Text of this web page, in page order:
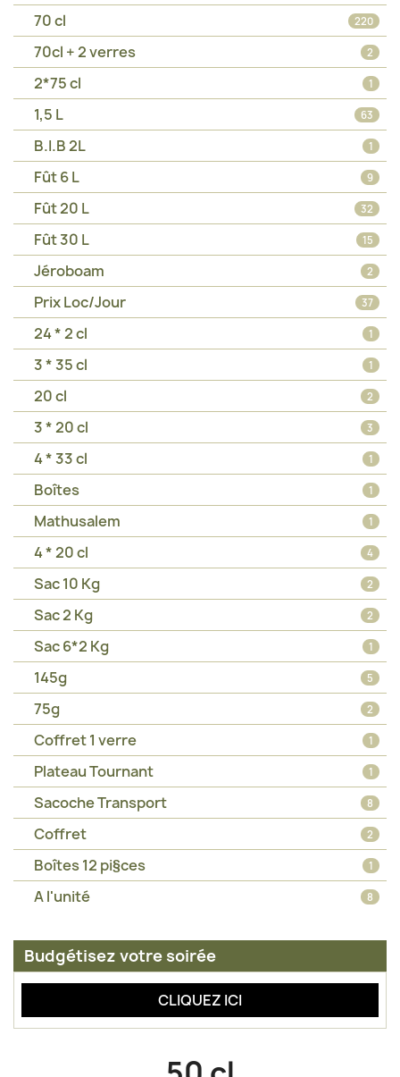
70 cl 220
70cl + 2 verres 2
2*75 cl 1
1,5 L 63
B.I.B 2L 1
Fût 6 L 9
Fût 20 L 32
Fût 30 L 15
Jéroboam 2
Prix Loc/Jour 37
24 * 2 cl 1
3 * 35 cl 1
20 cl 2
3 * 20 cl 3
4 * 33 cl 1
Boîtes 1
Mathusalem 1
4 * 20 cl 4
Sac 10 Kg 2
Sac 2 Kg 2
Sac 6*2 Kg 1
145g 5
75g 2
Coffret 1 verre 1
Plateau Tournant 1
Sacoche Transport 8
Coffret 2
Boîtes 12 pi§ces 1
A l'unité 8
Budgétisez votre soirée
CLIQUEZ ICI